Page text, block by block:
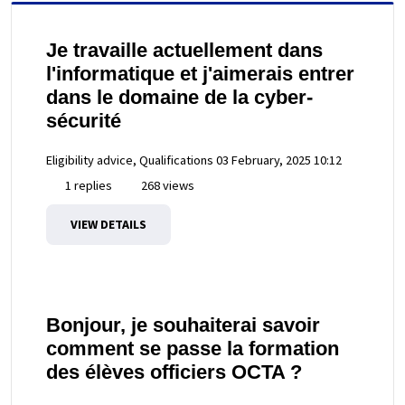
Je travaille actuellement dans
l'informatique et j'aimerais entrer
dans le domaine de la cyber-
sécurité
Eligibility advice, Qualifications 03 February, 2025 10:12
1 replies
268 views
VIEW DETAILS
Bonjour, je souhaiterai savoir
comment se passe la formation
des élèves officiers OCTA ?